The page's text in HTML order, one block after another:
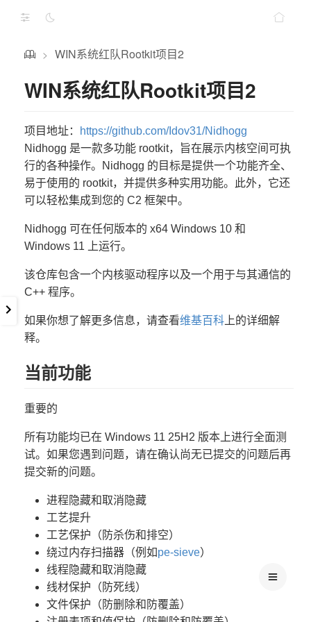
> WIN系统红队Rootkit项目2
WIN系统红队Rootkit项目2
项目地址：
https://github.com/Idov31/Nidhogg
Nidhogg 是一款多功能 rootkit，旨在展示内核空间可执
行的各种操作。Nidhogg 的目标是提供一个功能齐全、
易于使用的 rootkit，并提供多种实用功能。此外，它还
可以轻松集成到您的 C2 框架中。
Nidhogg 可在任何版本的 x64 Windows 10 和
Windows 11 上运行。
该仓库包含一个内核驱动程序以及一个用于与其通信的
C++ 程序。
如果你想了解更多信息，请查看维基百科 上的详细解
释。
当前功能
重要的
所有功能均已在 Windows 11 25H2 版本上进行全面测
试。如果您遇到问题，请在确认尚无已提交的问题后再
提交新的问题。
进程隐藏和取消隐藏
工艺提升
工艺保护（防杀伤和排空）
绕过内存扫描器（例如pe-sieve）
线程隐藏和取消隐藏
线材保护（防死线）
文件保护（防删除和防覆盖）